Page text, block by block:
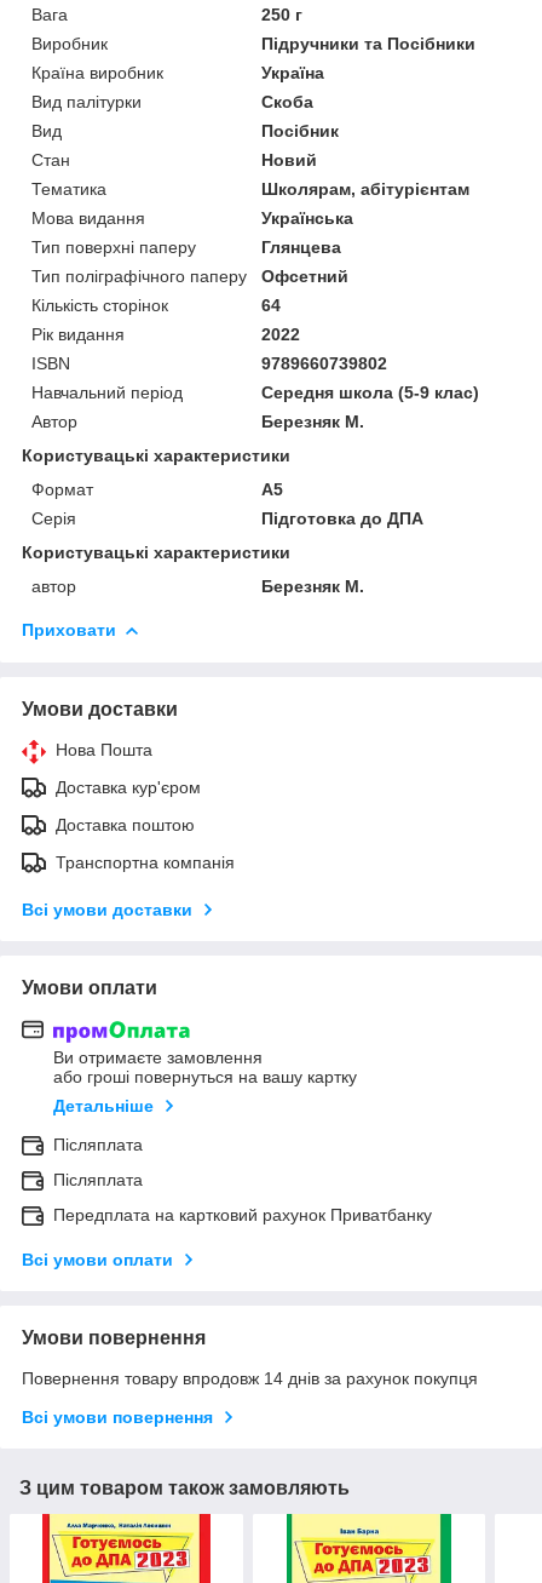
Вага
250 г
Виробник
Підручники та Посібники
Країна виробник
Україна
Вид палітурки
Скоба
Вид
Посібник
Стан
Новий
Тематика
Школярам, абітурієнтам
Мова видання
Українська
Тип поверхні паперу
Глянцева
Тип поліграфічного паперу
Офсетний
Кількість сторінок
64
Рік видання
2022
ISBN
9789660739802
Навчальний період
Середня школа (5-9 клас)
Автор
Березняк М.
Користувацькі характеристики
Формат
А5
Серія
Підготовка до ДПА
Користувацькi характеристики
автор
Березняк М.
Приховати
Умови доставки
Нова Пошта
Доставка кур'єром
Доставка поштою
Транспортна компанія
Всі умови доставки
Умови оплати
Ви отримаєте замовлення
або гроші повернуться на вашу картку
Детальніше
Післяплата
Післяплата
Передплата на картковий рахунок Приватбанку
Всі умови оплати
Умови повернення
Повернення товару впродовж 14 днів за рахунок покупця
Всі умови повернення
З цим товаром також замовляють